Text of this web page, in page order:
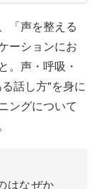
04:02
06:45
08:54
23:43
「声を整える
ーションにお
。声・呼吸・
話し方"を身に
ングについて
はなぜか